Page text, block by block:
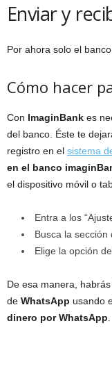
Enviar y
Por ahora solo el banco
Cómo hacer
Con ImaginBank es
del banco. Éste te
registro en el sistema
en el banco
el dispositivo móvil o
Entra a los
Busca la
Elige la opción
De esa manera,
de WhatsApp usando
dinero por WhatsApp